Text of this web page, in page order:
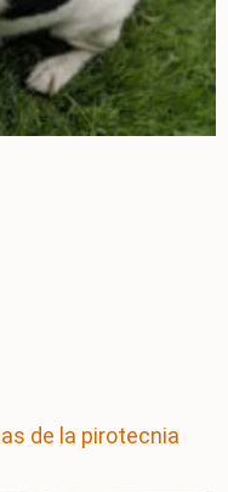
de la pirotecnia